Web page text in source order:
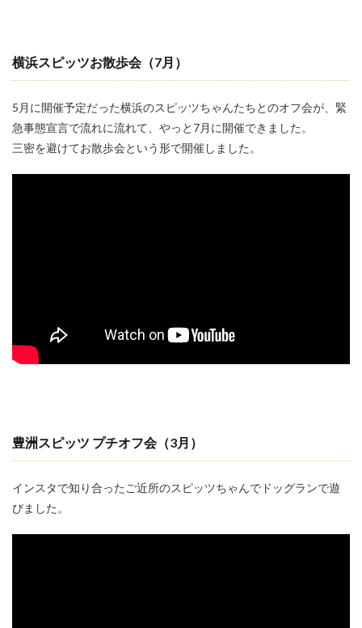
横浜スピッツお散歩会（7月）
5月に開催予定だった横浜のスピッツちゃんたちとのオフ会が、緊
急事態宣言で流れに流れて、やっと7月に開催できました。
三密を避けてお散歩会という形で開催しました。
豊洲スピッツ プチオフ会（3月）
インスタで知り合ったご近所のスピッツちゃんでドッグランで遊
びました。